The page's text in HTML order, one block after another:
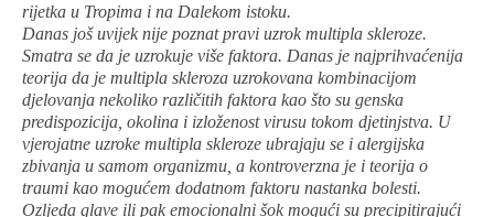
rijetka u Tropima i na Dalekom istoku.
Danas još uvijek nije poznat pravi uzrok multipla skleroze.
Smatra se da je uzrokuje više faktora. Danas je najprihvaćenija
teorija da je multipla skleroza uzrokovana kombinacijom
djelovanja nekoliko različitih faktora kao što su genska
predispozicija, okolina i izloženost virusu tokom djetinjstva. U
vjerojatne uzroke multipla skleroze ubrajaju se i alergijska
zbivanja u samom organizmu, a kontroverzna je i teorija o
traumi kao mogućem dodatnom faktoru nastanka bolesti.
Ozljeda glave ili pak emocionalni šok mogući su precipitirajući